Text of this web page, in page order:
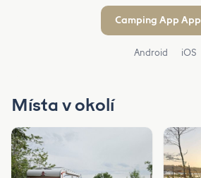
Camping App App
Android iOS
Místa v okolí